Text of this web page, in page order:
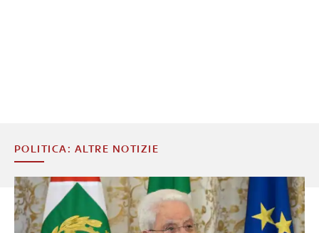
POLITICA: ALTRE NOTIZIE